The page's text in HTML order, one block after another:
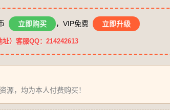
立即购买 ，VIP免费 立即升级
址）客服QQ：214242613
源，均为本人付费购买！